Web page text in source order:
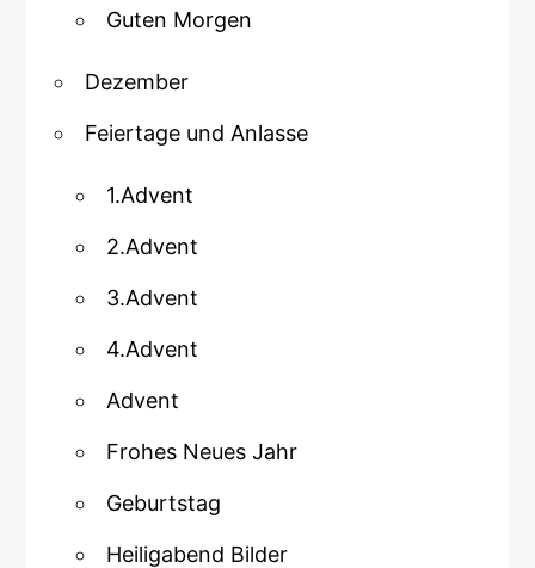
Guten Morgen
Dezember
Feiertage und Anlasse
1.Advent
2.Advent
3.Advent
4.Advent
Advent
Frohes Neues Jahr
Geburtstag
Heiligabend Bilder